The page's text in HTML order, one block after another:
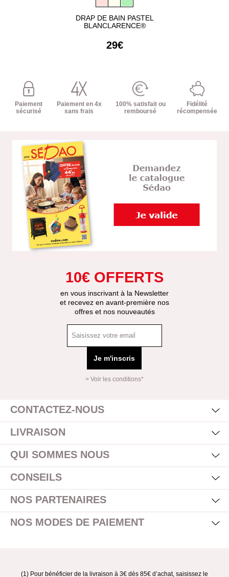
DRAP DE BAIN PASTEL
BLANCLARENCE®
29€
Paiement
sécurisé
Paiement en 4x
sans frais
100% satisfait ou
remboursé
Fidélité
récompensée
10€ OFFERTS
en vous inscrivant à la Newsletter
et recevez en avant-première nos
offres et nos nouveautés
Je m'inscris
> Voir les conditions*
CONTACTEZ-NOUS
LIVRAISON
QUI SOMMES NOUS
CONSEILS
NOS PARTENAIRES
NOS MODES DE PAIEMENT
(1) Pour bénéficier de la livraison à 3€ dès 85€ d’achat, saisissez le